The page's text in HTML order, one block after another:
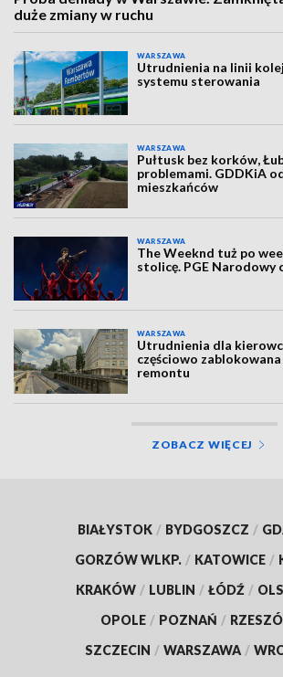
duże zmiany w ruchu
WARSZAWA
Utrudnienia na linii
systemu sterowania
WARSZAWA
Pułtusk bez korków,
problemami. GDDKiA
mieszkańców
WARSZAWA
The Weeknd tuż po
stolicę. PGE Narodowy
WARSZAWA
Utrudnienia dla
częściowo
remontu
ZOBACZ WIĘCEJ
BIAŁYSTOK / BYDGOSZCZ /
GORZÓW WLKP. / KATOWICE /
KRAKÓW / LUBLIN / ŁÓDŹ /
OPOLE / POZNAŃ /
SZCZECIN / WARSZAWA /